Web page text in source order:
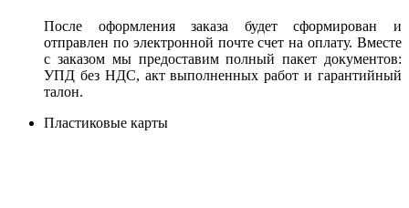
После оформления заказа будет сформирован и
отправлен по электронной почте счет на оплату. Вместе
с заказом мы предоставим полный пакет документов:
УПД без НДС, акт выполненных работ и гарантийный
талон.
Пластиковые карты